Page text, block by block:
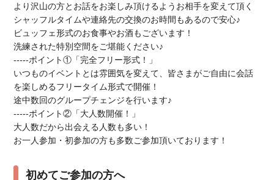
より沢山の方とお話をお楽しみ頂けるようお相手を変えて頂く
シャッフルタイムや連絡先の交換のお時間もあるので安心♪
ビュッフェ形式のお食事やお酒もございます！
洗練された特別空間をご堪能ください♪
-----ポイント①「完全フリー形式！」
いつものイベントとは雰囲気を変えて、皆さまがご自由に会話
を楽しめるフリータイム形式で開催！
途中数回のグループチェンジを行います♪
-----ポイント②「大人数開催！」
大人数だから出会える人数も多い！
お一人参加・初参加の方も多数ご参加頂いております！
初めてご参加の方へ